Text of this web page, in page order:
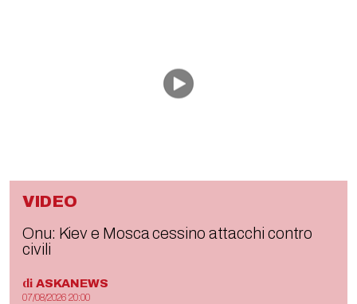
VIDEO
Onu: Kiev e Mosca cessino attacchi contro
civili
di ASKANEWS
07/08/2026 20:00